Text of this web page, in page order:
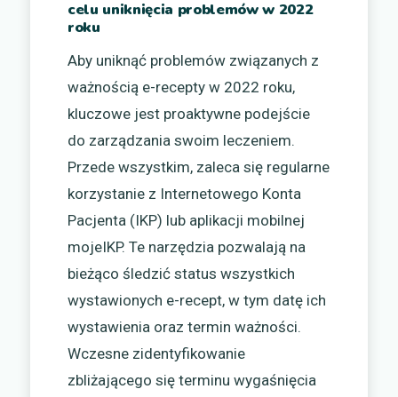
celu uniknięcia problemów w 2022
roku
Aby uniknąć problemów związanych z
ważnością e-recepty w 2022 roku,
kluczowe jest proaktywne podejście
do zarządzania swoim leczeniem.
Przede wszystkim, zaleca się regularne
korzystanie z Internetowego Konta
Pacjenta (IKP) lub aplikacji mobilnej
mojeIKP. Te narzędzia pozwalają na
bieżąco śledzić status wszystkich
wystawionych e-recept, w tym datę ich
wystawienia oraz termin ważności.
Wczesne zidentyfikowanie
zbliżającego się terminu wygaśnięcia